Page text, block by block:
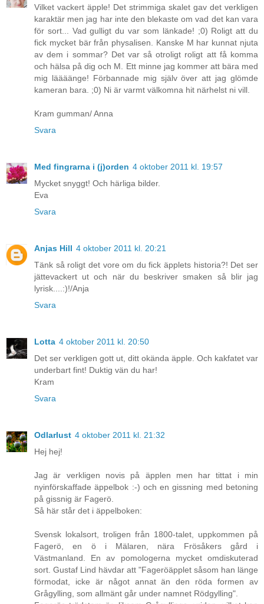
Vilket vackert äpple! Det strimmiga skalet gav det verkligen
karaktär men jag har inte den blekaste om vad det kan vara
för sort... Vad gulligt du var som länkade! ;0) Roligt att du
fick mycket bär från physalisen. Kanske M har kunnat njuta
av dem i sommar? Det var så otroligt roligt att få komma
och hälsa på dig och M. Ett minne jag kommer att bära med
mig läääänge! Förbannade mig själv över att jag glömde
kameran bara. ;0) Ni är varmt välkomna hit närhelst ni vill.
Kram gumman/ Anna
Svara
Med fingrarna i (j)orden 4 oktober 2011 kl. 19:57
Mycket snyggt! Och härliga bilder.
Eva
Svara
Anjas Hill 4 oktober 2011 kl. 20:21
Tänk så roligt det vore om du fick äpplets historia?! Det ser
jättevackert ut och när du beskriver smaken så blir jag
lyrisk....:)!/Anja
Svara
Lotta 4 oktober 2011 kl. 20:50
Det ser verkligen gott ut, ditt okända äpple. Och kakfatet var
underbart fint! Duktig vän du har!
Kram
Svara
Odlarlust 4 oktober 2011 kl. 21:32
Hej hej!
Jag är verkligen novis på äpplen men har tittat i min
nyinförskaffade äppelbok :-) och en gissning med betoning
på gissnig är Fagerö.
Så här står det i äppelboken:
Svensk lokalsort, troligen från 1800-talet, uppkommen på
Fagerö, en ö i Mälaren, nära Frösåkers gård i
Västmanland. En av pomologerna mycket omdiskuterad
sort. Gustaf Lind hävdar att "Fageröäpplet såsom han länge
förmodat, icke är något annat än den röda formen av
Grågylling, som allmänt går under namnet Rödgylling".